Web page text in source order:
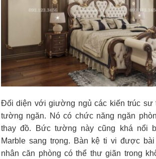
Đối diện với giường ngủ các kiến trúc sư
tường ngăn. Nó có chức năng ngăn
thay đồ. Bức tường này cũng khá nổi
Marble sang trọng. Bàn kệ ti vi được
nhân căn phòng có thể thư giãn trong